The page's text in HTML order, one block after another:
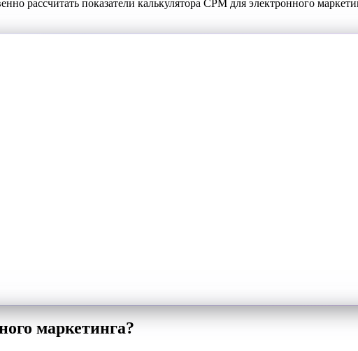
рассчитать показатели калькулятора CPM для электронного
маркетинга?